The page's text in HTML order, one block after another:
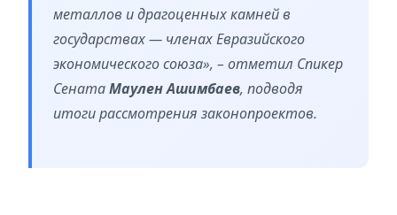
металлов и драгоценных камней в
государствах — членах Евразийского
экономического союза», – отметил Спикер
СенатаМаулен Ашимбаев, подводя
итоги рассмотрения законопроектов.